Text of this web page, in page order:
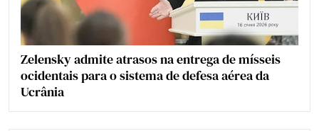
Zelensky admite atrasos na entrega de mísseis
ocidentais para o sistema de defesa aérea da
Ucrânia